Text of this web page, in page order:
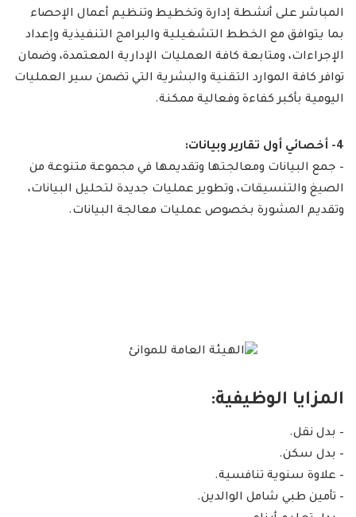
المباشر على أنشطة إدارة وتخطيط وتنظيم أعمال الإحصاء
بما يتوافق مع الخطط التشغيلية والبرامج التنفيذية وإعداد
الإجراءات، ومتابعة كافة العمليات الإدارية المعتمدة، وضمان
توافر كافة الموارد التقنية والبشرية التي تضمن سير العمليات
اليومية بأكبر كفاءة وفعالية ممكنة.
4- أخصائي أول تقارير وبيانات:
– جمع البيانات ومعالجتها وتقديمها في مجموعة متنوعة من
الصيغ والتنسيقات، وتطوير عمليات جديدة لتحليل البيانات،
وتقديم المشورة بخصوص عمليات معالجة البيانات.
المزايا الوظيفية:
– بدل نقل.
– بدل سكن.
– علاوة سنوية تنافسية.
– تأمين طبي شامل الوالدين.